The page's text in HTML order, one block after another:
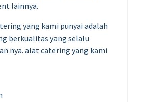
lainnya.
yang kami punyai adalah
berkualitas yang selalu
nya. alat catering yang kami